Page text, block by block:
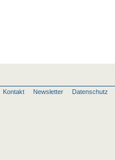
Kontakt Newsletter